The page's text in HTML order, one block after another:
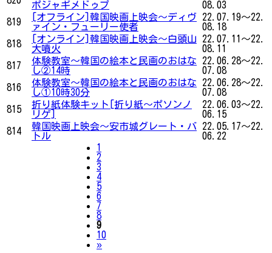
ポジャギメドゥプ
08.03
819
[オフライン]韓国映画上映会〜ディヴ
ァイン・フューリー使者
22.07.19～22.
08.18
818
[オンライン]韓国映画上映会〜白頭山
大噴火
22.07.11～22.
08.11
817
体験教室～韓国の絵本と民画のおはな
し②14時
22.06.28～22.
07.08
816
体験教室～韓国の絵本と民画のおはな
し①10時30分
22.06.28～22.
07.08
815
折り紙体験キット[折り紙〜ポソンノ
リゲ]
22.06.03～22.
06.15
814
韓国映画上映会〜安市城グレート・バ
トル
22.05.17～22.
06.22
1
2
3
4
5
6
7
8
9
10
»Next